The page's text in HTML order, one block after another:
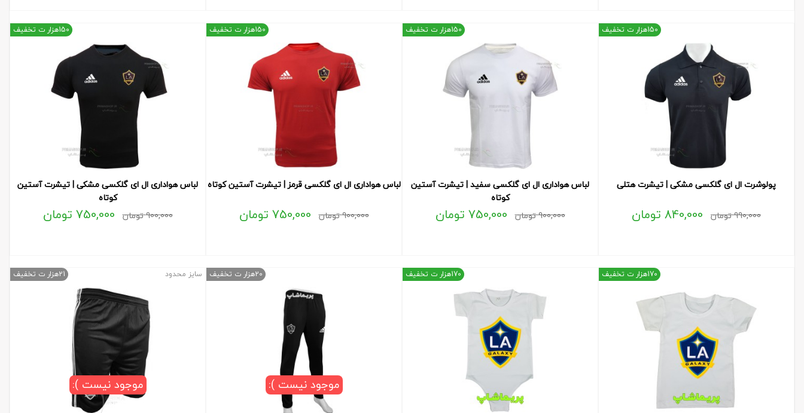
پولوشرت ال ای گلکسی مشکی | تیشرت هتلی
990,000تومان تومان
150هزار ت تخفیف
لباس هواداری ال ای گلکسی سفید | تیشرت آستین
کوتاه
900,000تومان تومان
150هزار ت تخفیف
لباس هواداری ال ای گلکسی قرمز | تیشرت آستین کوتاه
900,000تومان تومان
150هزار ت تخفیف
لباس هواداری ال ای گلکسی مشکی | تیشرت آستین
کوتاه
900,000تومان تومان
150هزار ت تخفیف
170هزار ت تخفیف 170هزار ت تخفیف 20هزار ت تخفیف
موجود نیست ):
سایز محدود 21هزار ت تخفیف
موجود نیست ):